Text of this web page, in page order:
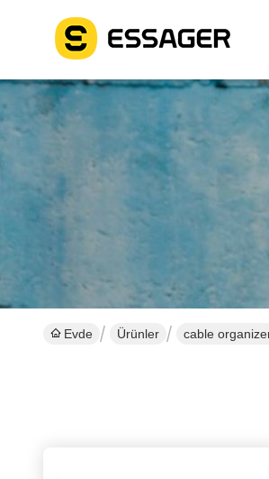
Evde Ürünler cable